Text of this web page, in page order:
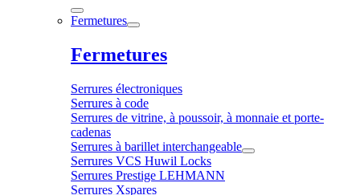
Fermetures
Fermetures
Serrures électroniques
Serrures à code
Serrures de vitrine, à poussoir, à monnaie et porte-
cadenas
Serrures à barillet interchangeable
Serrures VCS Huwil Locks
Serrures Prestige LEHMANN
Serrures Xspares